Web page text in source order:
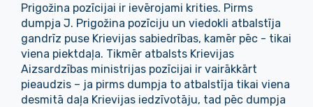
Prigožina pozīcijai ir ievērojami krities. Pirms
dumpja J. Prigožina pozīciju un viedokli atbalstīja
gandrīz puse Krievijas sabiedrības, kamēr pēc - tikai
viena piektdaļa. Tikmēr atbalsts Krievijas
Aizsardzības ministrijas pozīcijai ir vairākkārt
pieaudzis – ja pirms dumpja to atbalstīja tikai viena
desmitā daļa Krievijas iedzīvotāju, tad pēc dumpja